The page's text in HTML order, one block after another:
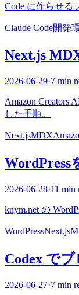
Code に作らせる
Claude Code開発
Next.js
2026-06-29·7 min
Amazon Creators
した手順。
Next.jsMDX
WordPress
2026-06-28·11 min
knym.net の
WordPressNext.js
Codex で
2026-06-27·7 min